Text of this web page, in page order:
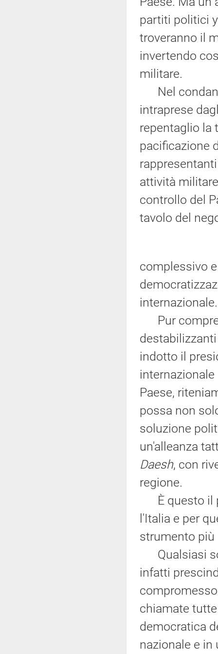
partiti politici
troveranno il
invertendo
militare.
Nel
intraprese
repentaglio la
pacificazione
attività
controllo del
tavolo del
complessivo
internazionale.
Pur
indotto il
Paese,
possa non
soluzione
un'alleanza
Daesh, con
regione.
È questo il
l'Italia e per
strumento più
Qualsiasi
infatti
chiamate
democratica
nazionale e